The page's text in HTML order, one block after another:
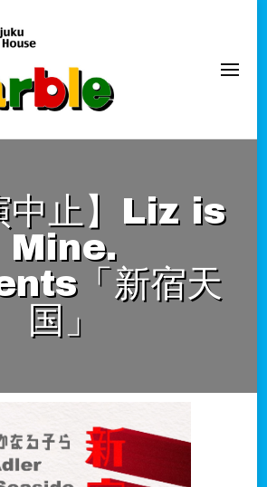
Mine.
「新宿天
国」